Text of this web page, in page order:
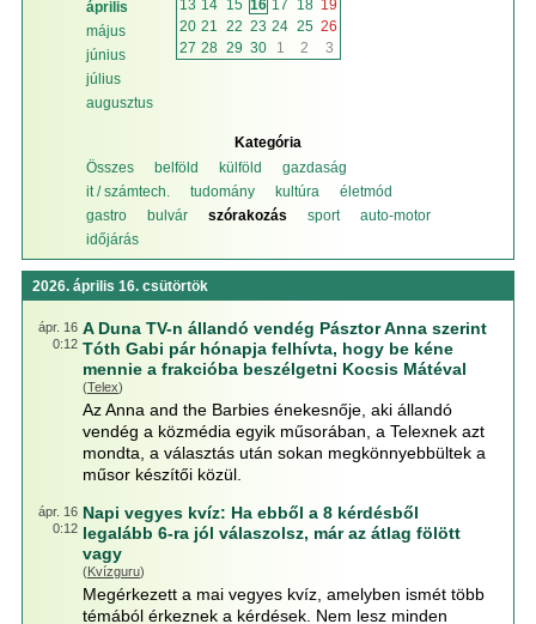
április
május
június
július
augusztus
13 14 15 16 17 18 19
20 21 22 23 24 25 26
27 28 29 30 1 2 3
Kategória
Összes
belföld külföld
gazdaság
it / számtech.
tudomány kultúra
életmód
gastro
bulvár szórakozás sport
auto-motor
időjárás
2026. április 16. csütörtök
ápr. 16
0:12
A Duna TV-n állandó vendég Pásztor Anna szerint
Tóth Gabi pár hónapja felhívta, hogy be kéne
mennie a frakcióba beszélgetni Kocsis Mátéval
(Telex)
Az Anna and the Barbies énekesnője, aki állandó
vendég a közmédia egyik műsorában, a Telexnek azt
mondta, a választás után sokan megkönnyebbültek a
műsor készítői közül.
ápr. 16
0:12
Napi vegyes kvíz: Ha ebből a 8 kérdésből
legalább 6-ra jól válaszolsz, már az átlag fölött
vagy
(Kvízguru)
Megérkezett a mai vegyes kvíz, amelyben ismét több
témából érkeznek a kérdések. Nem lesz minden